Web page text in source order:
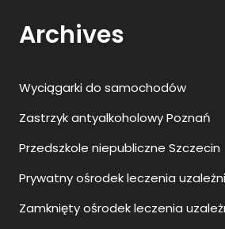
Archives
Wyciągarki do samochodów
Zastrzyk antyalkoholowy Poznań
Przedszkole niepubliczne Szczecin
Prywatny ośrodek leczenia
Zamknięty ośrodek leczenia